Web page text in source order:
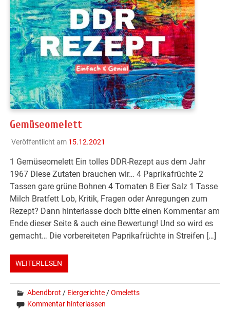
Gemüseomelett
Veröffentlicht am 15.12.2021
1 Gemüseomelett Ein tolles DDR-Rezept aus dem Jahr
1967 Diese Zutaten brauchen wir… 4 Paprikafrüchte 2
Tassen gare grüne Bohnen 4 Tomaten 8 Eier Salz 1 Tasse
Milch Bratfett Lob, Kritik, Fragen oder Anregungen zum
Rezept? Dann hinterlasse doch bitte einen Kommentar am
Ende dieser Seite & auch eine Bewertung! Und so wird es
gemacht… Die vorbereiteten Paprikafrüchte in Streifen […]
WEITERLESEN
Abendbrot / Eiergerichte/Omeletts
Kommentar hinterlassen